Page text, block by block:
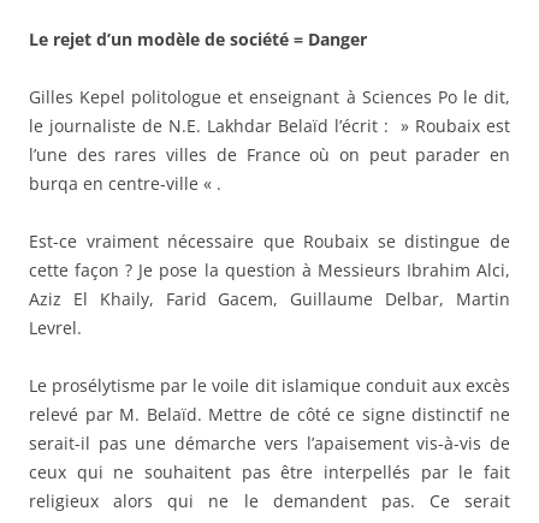
Le rejet d’un modèle de société = Danger
Gilles Kepel politologue et enseignant à Sciences Po le dit,
le journaliste de N.E. Lakhdar Belaïd l’écrit : » Roubaix est
l’une des rares villes de France où on peut parader en
burqa en centre-ville « .
Est-ce vraiment nécessaire que Roubaix se distingue de
cette façon ? Je pose la question à Messieurs Ibrahim Alci,
Aziz El Khaily, Farid Gacem, Guillaume Delbar, Martin
Levrel.
Le prosélytisme par le voile dit islamique conduit aux excès
relevé par M. Belaïd. Mettre de côté ce signe distinctif ne
serait-il pas une démarche vers l’apaisement vis-à-vis de
ceux qui ne souhaitent pas être interpellés par le fait
religieux alors qui ne le demandent pas. Ce serait